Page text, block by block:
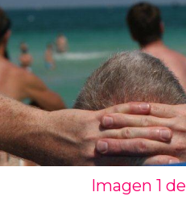
Imagen 1 de